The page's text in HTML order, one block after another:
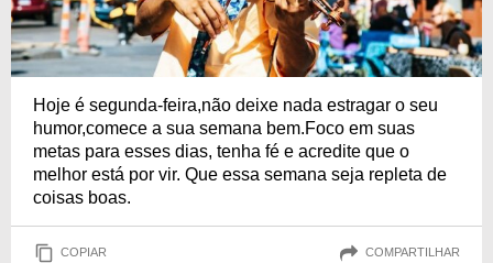
Hoje é segunda-feira,não deixe nada estragar o seu
humor,comece a sua semana bem.Foco em suas
metas para esses dias, tenha fé e acredite que o
melhor está por vir. Que essa semana seja repleta de
coisas boas.
COPIAR COMPARTILHAR